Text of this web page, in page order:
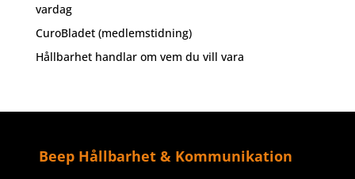
vardag
CuroBladet (medlemstidning)
Hållbarhet handlar om vem du vill vara
Beep Hållbarhet & Kommunikation